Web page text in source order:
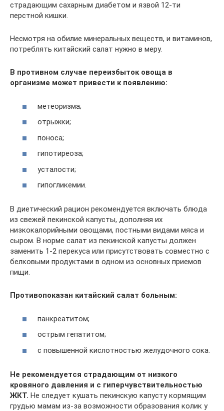
страдающим сахарным диабетом и язвой 12-ти
перстной кишки.
Несмотря на обилие минеральных веществ, и витаминов,
потреблять китайский салат нужно в меру.
В противном случае переизбыток овоща в
организме может привести к появлению:
метеоризма;
отрыжки;
поноса;
гипотиреоза;
усталости;
гипогликемии.
В диетический рацион рекомендуется включать блюда
из свежей пекинской капусты, дополняя их
низкокалорийными овощами, постными видами мяса и
сыром. В норме салат из пекинской капусты должен
заменить 1-2 перекуса или присутствовать совместно с
белковыми продуктами в одном из основных приемов
пищи.
Противопоказан китайский салат больным:
панкреатитом;
острым гепатитом;
с повышенной кислотностью желудочного сока.
Не рекомендуется страдающим от низкого
кровяного давления и с гиперчувствительностью
ЖКТ. Не следует кушать пекинскую капусту кормящим
грудью мамам из-за возможности образования колик у